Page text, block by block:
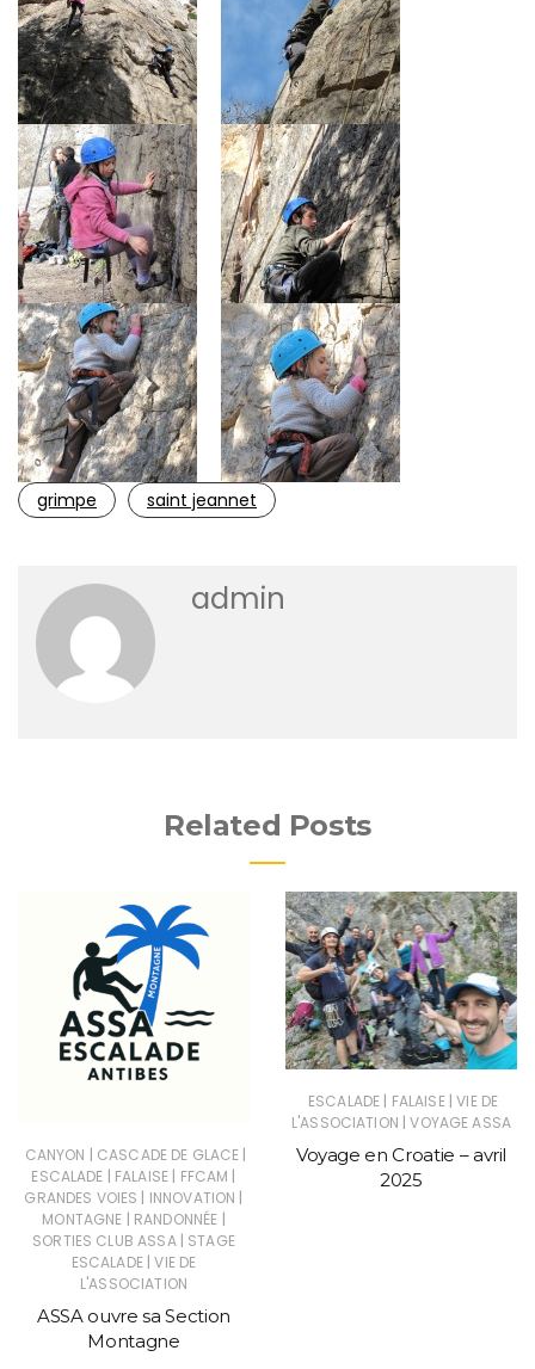
grimpe saint jeannet
admin
Related Posts
CANYON | CASCADE DE GLACE |
ESCALADE | FALAISE | FFCAM |
GRANDES VOIES | INNOVATION |
MONTAGNE | RANDONNÉE |
SORTIES CLUB ASSA | STAGE
ESCALADE | VIE DE
L'ASSOCIATION
ASSA ouvre sa Section
Montagne
ESCALADE | FALAISE | VIE DE
L'ASSOCIATION | VOYAGE ASSA
Voyage en Croatie – avril
2025